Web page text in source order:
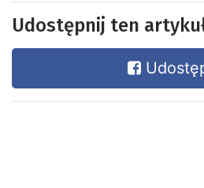
Udostępnij ten